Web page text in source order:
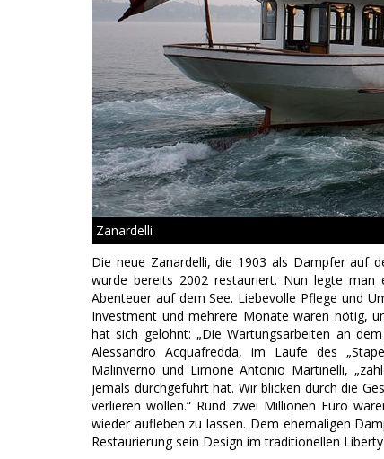
Zanardelli
Die neue Zanardelli, die 1903 als Dampfer auf
wurde bereits 2002 restauriert. Nun legte man
Abenteuer auf dem See. Liebevolle Pflege und
Investment und mehrere Monate waren nötig,
hat sich gelohnt: „Die Wartungsarbeiten an
Alessandro Acquafredda, im Laufe des
Malinverno und Limone Antonio Martinelli,
jemals durchgeführt hat. Wir blicken durch die
verlieren wollen.“ Rund zwei Millionen Euro
wieder aufleben zu lassen. Dem ehemaligen
Restaurierung sein Design im traditionellen